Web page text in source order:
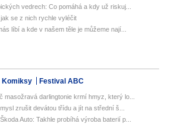
vedrech: Co pomáhá a kdy už riskuj...
se z nich rychle vyléčit
líbí a kde v našem těle je můžeme nají...
Komiksy Festival ABC
masožravá darlingtonie krmí hmyz, který lo...
zrušit devátou třídu a jít na střední š...
Auto: Takhle probíhá výroba baterií p...